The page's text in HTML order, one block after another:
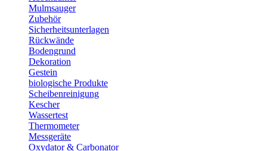
Mulmsauger
Zubehör
Sicherheitsunterlagen
Rückwände
Bodengrund
Dekoration
Gestein
biologische Produkte
Scheibenreinigung
Kescher
Wassertest
Thermometer
Messgeräte
Oxydator & Carbonator